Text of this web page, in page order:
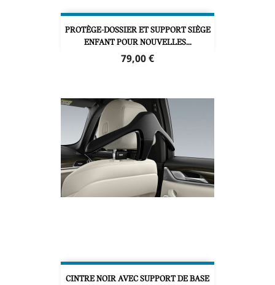
PROTÈGE-DOSSIER ET SUPPORT SIÈGE
ENFANT POUR NOUVELLES...
Prix
79,00 €
CINTRE NOIR AVEC SUPPORT DE BASE